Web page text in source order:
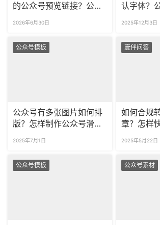
的公众号预览链接？公众
更新？
2026年6月30日
认字体？
2025年12月3日
公众号模板
公众号有多张图片如何排
版？怎样制作公众号滑动
2025年7月1日
壹伴问答
如何合规
章？怎样
2025年5月22日
公众号模板 公众号素材